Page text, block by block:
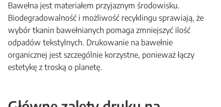
Bawełna jest materiałem przyjaznym środowisku.
Biodegradowalność i możliwość recyklingu sprawiają, że
wybór tkanin bawełnianych pomaga zmniejszyć ilość
odpadów tekstylnych. Drukowanie na bawełnie
organicznej jest szczególnie korzystne, ponieważ łączy
estetykę z troską o planetę.